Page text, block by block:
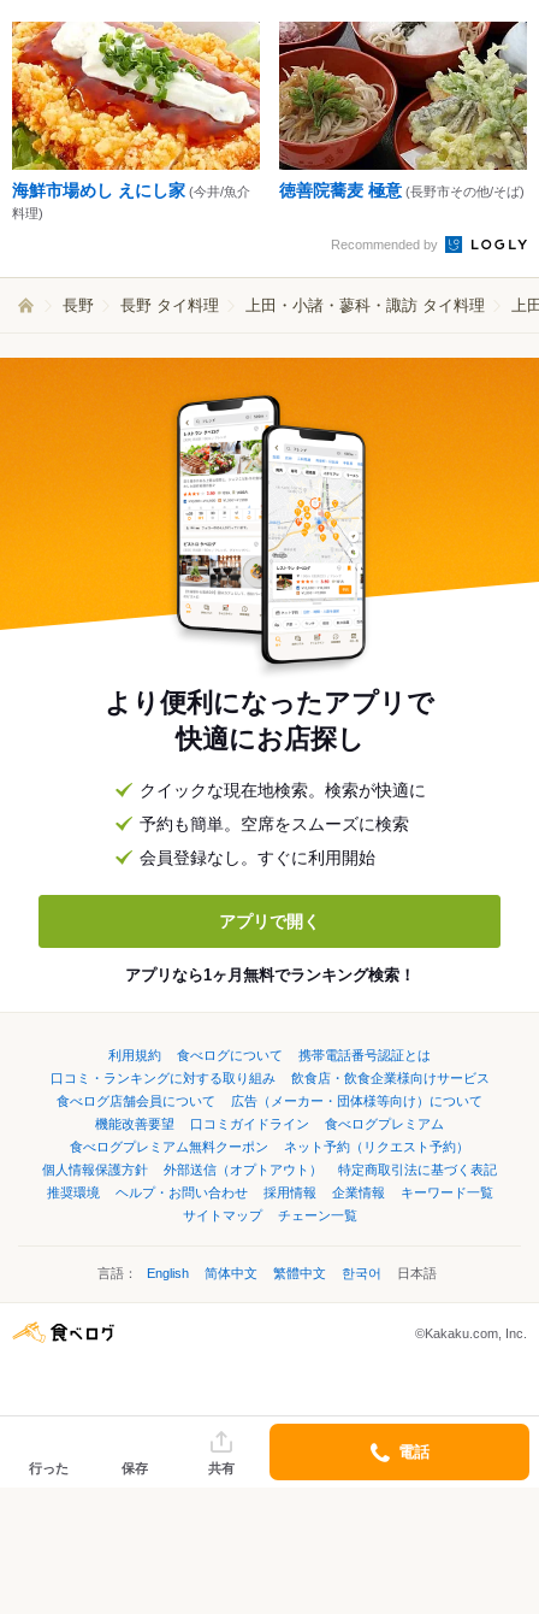
海鮮市場めし えにし家 (今井/魚介
料理)
徳善院蕎麦 極意 (長野市その他/そば)
Recommended by
長野 長野 タイ料理 上田・小諸・蓼科・諏訪 タイ料理 上
より便利になったアプリで
快適にお店探し
クイックな現在地検索。検索が快適に
予約も簡単。空席をスムーズに検索
会員登録なし。すぐに利用開始
アプリで開く
アプリなら1ヶ月無料でランキング検索！
利用規約 食べログについて
携帯電話番号認証とは
口コミ・ランキングに対する取り組み
飲食店・飲食企業様向けサービス
食べログ店舗会員について
広告（メーカー・団体様等向け）について
機能改善要望
口コミガイドライン
食べログプレミアム
食べログプレミアム無料クーポン
ネット予約（リクエスト予約）
個人情報保護方針
外部送信（オプトアウト）
特定商取引法に基づく表記
推奨環境
ヘルプ・お問い合わせ 採用情報 企業情報
キーワード一覧
サイトマップ
チェーン一覧
言語： English 简体中文 繁體中文 한국어 日本語
©Kakaku.com, Inc.
行った 保存 共有
電話